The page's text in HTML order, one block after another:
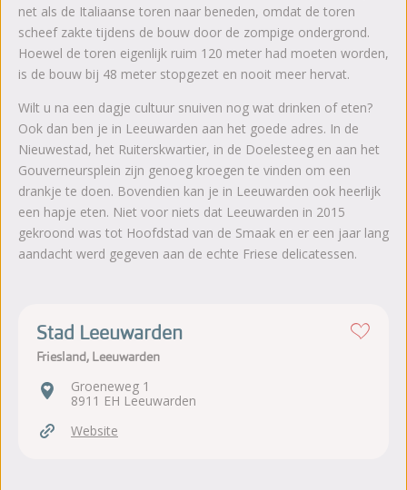
net als de Italiaanse toren naar beneden, omdat de toren
scheef zakte tijdens de bouw door de zompige ondergrond.
Hoewel de toren eigenlijk ruim 120 meter had moeten worden,
is de bouw bij 48 meter stopgezet en nooit meer hervat.
Wilt u na een dagje cultuur snuiven nog wat drinken of eten?
Ook dan ben je in Leeuwarden aan het goede adres. In de
Nieuwestad, het Ruiterskwartier, in de Doelesteeg en aan het
Gouverneursplein zijn genoeg kroegen te vinden om een
drankje te doen. Bovendien kan je in Leeuwarden ook heerlijk
een hapje eten. Niet voor niets dat Leeuwarden in 2015
gekroond was tot Hoofdstad van de Smaak en er een jaar lang
aandacht werd gegeven aan de echte Friese delicatessen.
Stad Leeuwarden
Friesland, Leeuwarden
Groeneweg 1
8911 EH Leeuwarden
Website